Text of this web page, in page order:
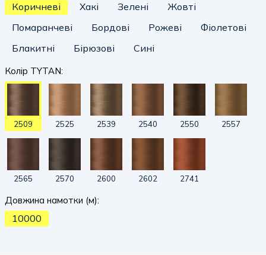
Коричневі
Хакі Зелені
Жовті
Помаранчеві
Бордові Рожеві
Фіолетові
Блакитні
Бірюзові Сині
Колір TYTAN:
2509 2525 2539 2540 2550 2557
2565 2570 2600 2602 2741
Довжина намотки (м):
10000